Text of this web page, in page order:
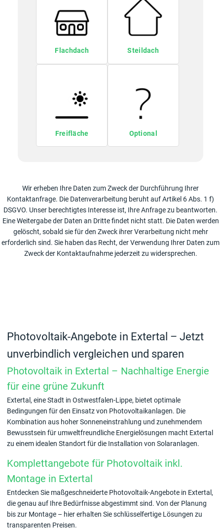
Flachdach Steildach
Freifläche Optional
Wir erheben Ihre Daten zum Zweck der Durchführung Ihrer
Kontaktanfrage. Die Datenverarbeitung beruht auf Artikel 6 Abs. 1 f)
DSGVO. Unser berechtigtes Interesse ist, Ihre Anfrage zu beantworten.
Eine Weitergabe der Daten an Dritte findet nicht statt. Die Daten werden
gelöscht, sobald sie für den Zweck ihrer Verarbeitung nicht mehr
erforderlich sind. Sie haben das Recht, der Verwendung Ihrer Daten zum
Zweck der Kontaktaufnahme jederzeit zu widersprechen.
Photovoltaik-Angebote in Extertal – Jetzt
unverbindlich vergleichen und sparen
Photovoltaik in Extertal – Nachhaltige Energie
für eine grüne Zukunft
Extertal, eine Stadt in Ostwestfalen-Lippe, bietet optimale
Bedingungen für den Einsatz von Photovoltaikanlagen. Die
Kombination aus hoher Sonneneinstrahlung und zunehmendem
Bewusstsein für umweltfreundliche Energielösungen macht Extertal
zu einem idealen Standort für die Installation von Solaranlagen.
Komplettangebote für Photovoltaik inkl.
Montage in Extertal
Entdecken Sie maßgeschneiderte Photovoltaik-Angebote in Extertal,
die genau auf Ihre Bedürfnisse abgestimmt sind. Von der Planung
bis zur Montage – hier erhalten Sie schlüsselfertige Lösungen zu
transparenten Preisen.